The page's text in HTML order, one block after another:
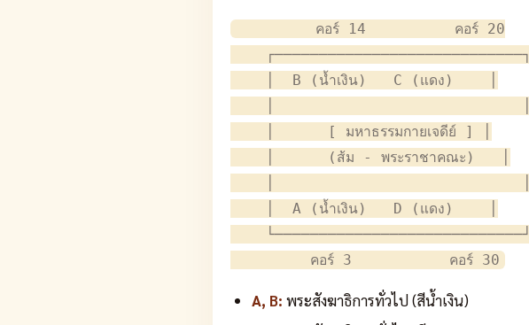
         คอร์ 14          คอร์ 20
    ┌────────────────────────────┐
    │  B (น้ำเงิน)   C (แดง)    │
    │      [ มหาธรรมกายเจดีย์ ] │
    │      (ส้ม - พระราชาคณะ)   │
    │  A (น้ำเงิน)   D (แดง)    │
    └────────────────────────────┘
A, B: พระสังฆาธิการทั่วไป (สีน้ำเงิน)